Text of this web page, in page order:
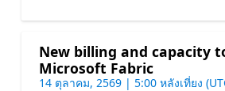
New billing and capacity
Microsoft Fabric
14 ตุลาคม, 2569 | 5:00 หลังเที่ยง